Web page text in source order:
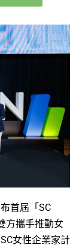
首屆「SC
方攜手推動女
女性企業家計